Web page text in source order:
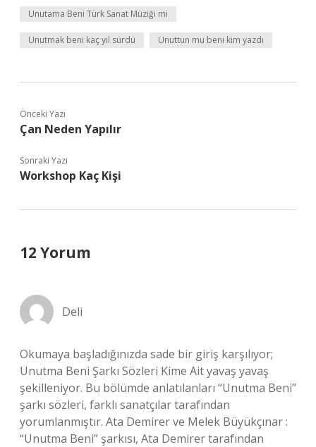
Unutama Beni Türk Sanat Müziği mi
Unutmak beni kaç yıl sürdü Unuttun mu beni kim yazdı
Önceki Yazı
Çan Neden Yapılır
Sonraki Yazı
Workshop Kaç Kişi
12 Yorum
Deli
Okumaya başladığınızda sade bir giriş karşılıyor;
Unutma Beni Şarkı Sözleri Kime Ait yavaş yavaş
şekilleniyor. Bu bölümde anlatılanları “Unutma Beni”
şarkı sözleri, farklı sanatçılar tarafından
yorumlanmıştır. Ata Demirer ve Melek Büyükçınar :
“Unutma Beni” şarkısı, Ata Demirer tarafından